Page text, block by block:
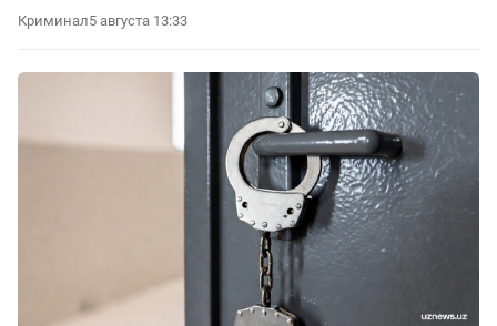
Криминал5 августа 13:33